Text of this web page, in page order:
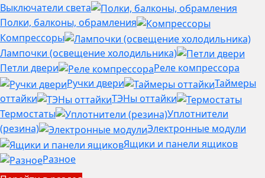
Выключатели света
Полки, балконы, обрамления
Компрессоры
Лампочки (освещение холодильника)
Петли двери
Реле компрессора
Ручки двери
Таймеры
оттайки
ТЭНы оттайки
Термостаты
Уплотнители
(резина)
Электронные модули
Ящики и панели ящиков
Разное